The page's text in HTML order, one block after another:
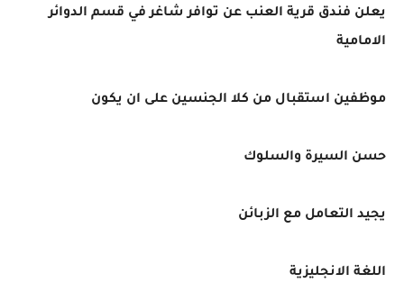
يعلن فندق قرية العنب عن توافر شاغر في قسم الدوائر
الامامية
موظفين استقبال من كلا الجنسين على ان يكون
حسن السيرة والسلوك
يجيد التعامل مع الزبائن
اللغة الانجليزية